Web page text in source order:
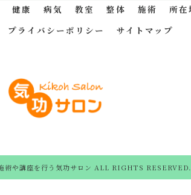
健康 病気 教室 整体 施術
所在
プライバシーポリシー サイトマップ
術や講座を行う気功サロン ALL RIGHTS RESERVED.